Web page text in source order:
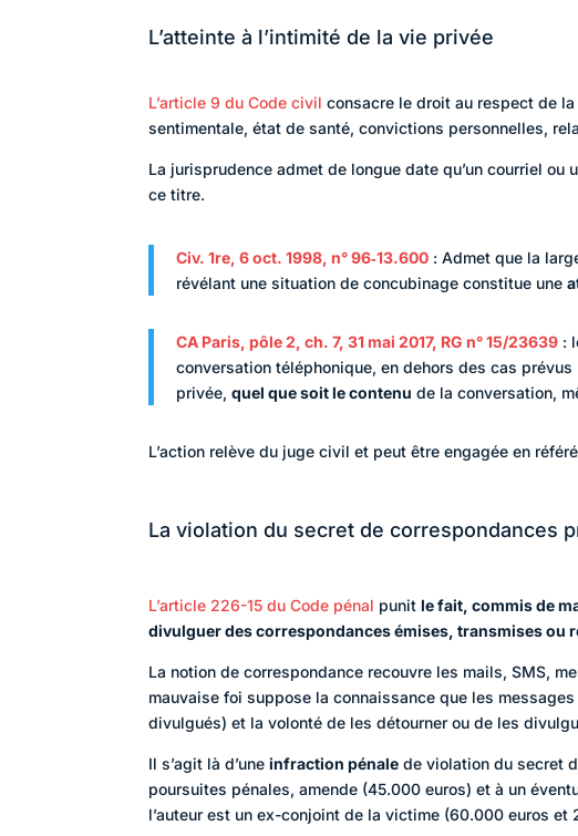
L’atteinte à l’intimité de la vie privée
L’article 9 du Code civil consacre le droit au respect de
sentimentale, état de santé, convictions personnelles,
La jurisprudence admet de longue date qu’un courriel
ce titre.
Civ. 1re, 6 oct. 1998, n° 96‑13.600 : Admet que la
révélant une situation de concubinage constitue une
CA Paris, pôle 2, ch. 7, 31 mai 2017, RG n° 15/23639 :
conversation téléphonique, en dehors des cas
privée,quel que soit le contenu de la conversation,
L’action relève du juge civil et peut être engagée en
La violation du secret de correspondances
L’article 226-15 du Code pénal punitle fait, commis de
divulguer des correspondances émises, transmises ou
La notion de correspondance recouvre les mails, SMS,
mauvaise foi suppose la connaissance que les
divulgués) et la volonté de les détourner ou de les
Il s’agit là d’uneinfraction pénale de violation du secret
poursuites pénales, amende (45.000 euros) et à un
l’auteur est un ex-conjoint de la victime (60.000 euros et